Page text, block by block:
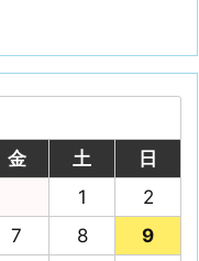
金 土
日
1
2
7 8
9